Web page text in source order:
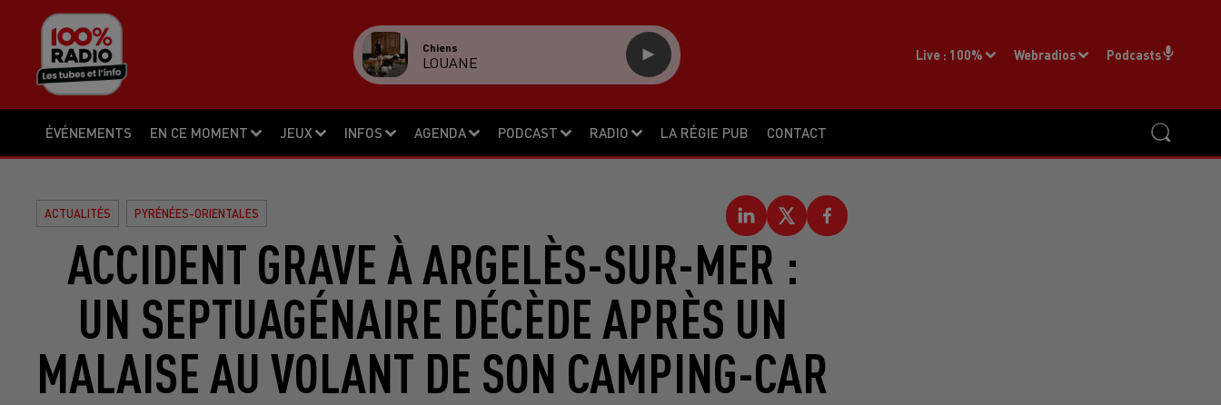
ÉVÉNEMENTS EN CE MOMENT JEUX INFOS AGENDA PODCAST RADIO LA RÉGIE PUB CONTACT
Live : 100% Webradios Podcasts
Chiens
LOUANE
ACTUALITÉS PYRÉNÉES-ORIENTALES
ACCIDENT GRAVE À ARGELÈS-SUR-MER :
UN SEPTUAGÉNAIRE DÉCÈDE APRÈS UN
MALAISE AU VOLANT DE SON CAMPING-CAR